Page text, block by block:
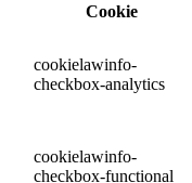
Cookie
cookielawinfo-
checkbox-analytics
cookielawinfo-
checkbox-functional